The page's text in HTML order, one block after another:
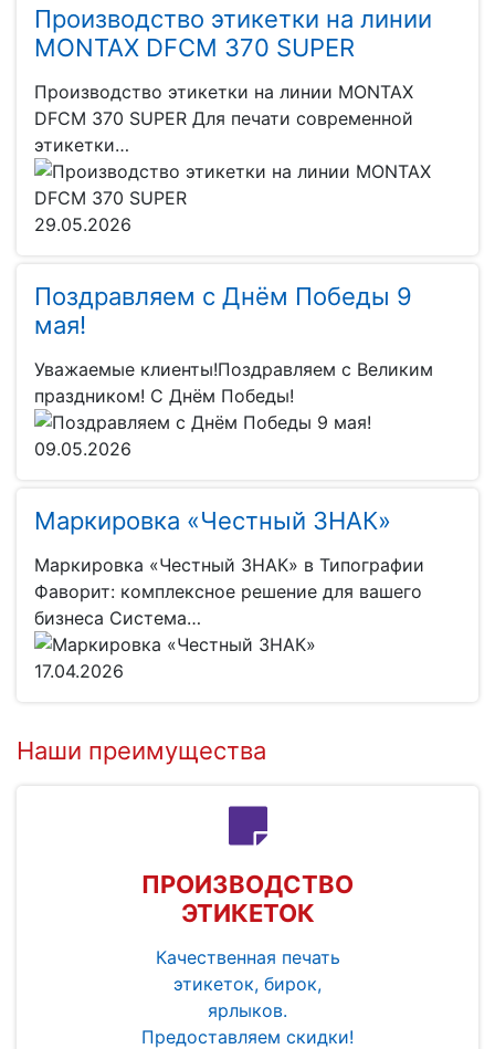
Производство этикетки на линии
MONTAX DFCM 370 SUPER
Производство этикетки на линии MONTAX
DFCM 370 SUPER Для печати современной
этикетки…
29.05.2026
Поздравляем с Днём Победы 9
мая!
Уважаемые клиенты!Поздравляем с Великим
праздником! С Днём Победы!
09.05.2026
Маркировка «Честный ЗНАК»
Маркировка «Честный ЗНАК» в Типографии
Фаворит: комплексное решение для вашего
бизнеса Система…
17.04.2026
Наши преимущества
ПРОИЗВОДСТВО
ЭТИКЕТОК
Качественная печать
этикеток, бирок,
ярлыков.
Предоставляем скидки!